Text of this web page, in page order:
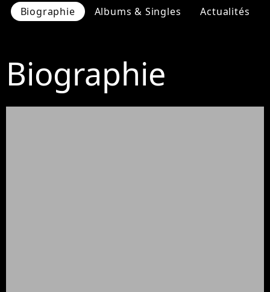
Biographie Albums & Singles Actualités
Biographie